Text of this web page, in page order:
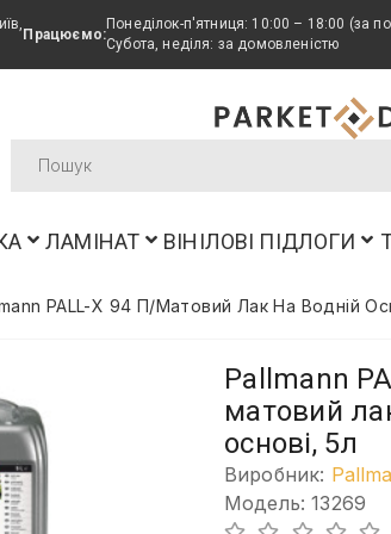
Працюємо:
Понеділок-п'ятниця: 10:00 – 18:00 (за
Субота, неділя: за домовленістю
ЛАМІНАТ ВІНІЛОВІ ПІДЛОГИ
PALL-X 94 П/матовий Лак На Водній
Pallmann
матовий
основі, 5л
Виробник:
Модель: 13269